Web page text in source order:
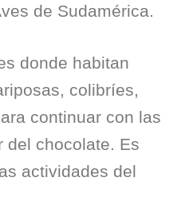
de Sudamérica.
donde habitan
colibríes,
continuar con las
del chocolate. Es
actividades del